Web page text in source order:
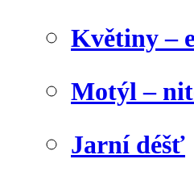
Květiny –
Motýl –
Jarní déšť